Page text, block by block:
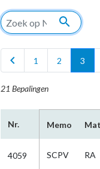
search
chevron_left 1 2 3
21 Bepalingen
Nr. Memo
4059 SCPV RA